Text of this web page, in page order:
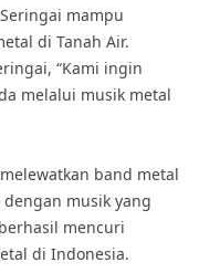
mampu
di Tanah Air.
“Kami ingin
melalui musik metal
band metal
dengan musik yang
mencuri
di Indonesia.